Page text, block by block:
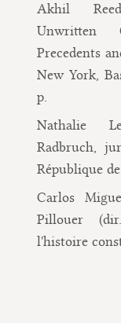
Akhil
Unwritten
Precedents
New York,
p.
Nathalie
Radbruch,
République
Carlos
Pillouer
l'histoire